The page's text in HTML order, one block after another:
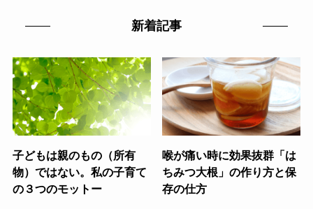
新着記事
子どもは親のもの（所有
物）ではない。私の子育て
の３つのモットー
喉が痛い時に効果抜群「は
ちみつ大根」の作り方と保
存の仕方